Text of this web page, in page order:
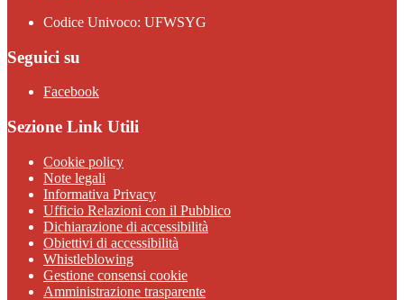
Codice Univoco: UFWSYG
Seguici su
Facebook
Sezione Link Utili
Cookie policy
Note legali
Informativa Privacy
Ufficio Relazioni con il Pubblico
Dichiarazione di accessibilità
Obiettivi di accessibilità
Whistleblowing
Gestione consensi cookie
Amministrazione trasparente